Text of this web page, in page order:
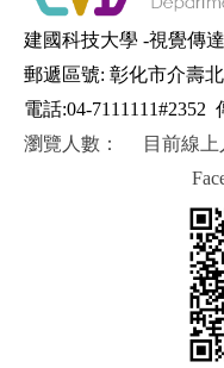
建國科技大學 -視覺傳
郵遞區號: 彰化市介壽
電話:04-7111111#2352
瀏覽人數：
目前線上